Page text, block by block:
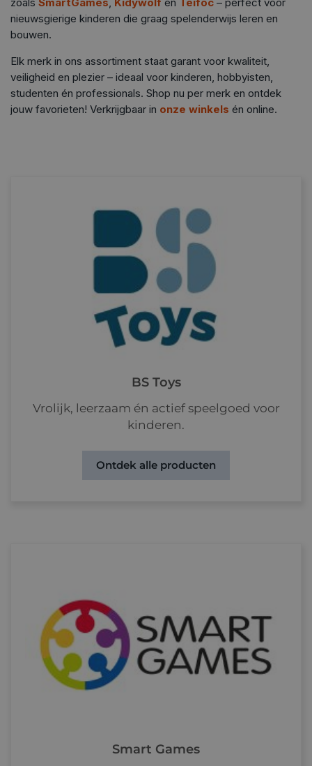
nieuwsgierige kinderen die graag spelenderwijs leren en
bouwen.
Elk merk in ons assortiment staat garant voor kwaliteit,
veiligheid en plezier – ideaal voor kinderen, hobbyisten,
studenten én professionals. Shop nu per merk en ontdek
jouw favorieten! Verkrijgbaar in onze winkels én online.
BS Toys
Vrolijk, leerzaam én actief speelgoed voor
kinderen.
Ontdek alle producten
Smart Games